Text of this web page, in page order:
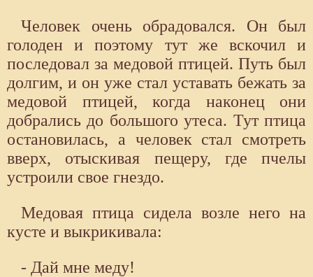
Человек очень обрадовался. Он был
голоден и поэтому тут же вскочил и
последовал за медовой птицей. Путь был
долгим, и он уже стал уставать бежать за
медовой птицей, когда наконец они
добрались до большого утеса. Тут птица
остановилась, а человек стал смотреть
вверх, отыскивая пещеру, где пчелы
устроили свое гнездо.
Медовая птица сидела возле него на
кусте и выкрикивала:
- Дай мне меду!